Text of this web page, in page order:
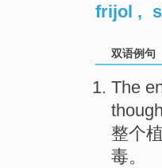
frijol ,
双语例句
The
though
整个
毒。